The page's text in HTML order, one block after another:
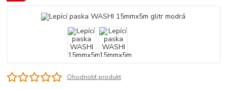
Ohodnotit produkt